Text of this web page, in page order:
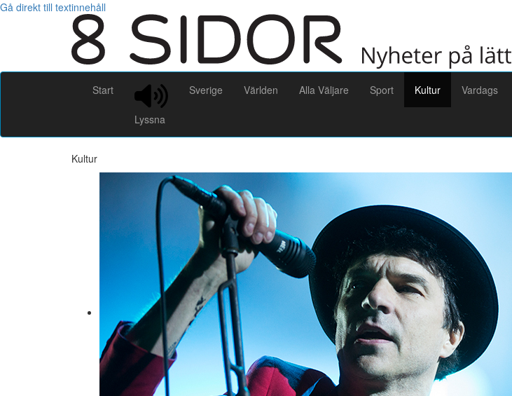
Gå direkt till textinnehåll
Start
Lyssna
Sverige Världen Alla Väljare Sport Kultur Vardags
Kultur